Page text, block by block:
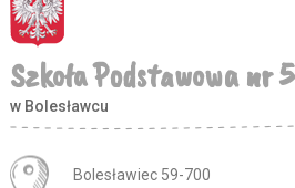
Szkoła Podstawowa nr 5
w Bolesławcu
Adres pocztowy:
Bolesławiec 59-700